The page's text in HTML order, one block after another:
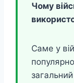
Чому
Саме у